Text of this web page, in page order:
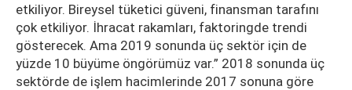
etkiliyor. Bireysel tüketici güveni, finansman tarafını
çok etkiliyor. İhracat rakamları, faktoringde trendi
gösterecek. Ama 2019 sonunda üç sektör için de
yüzde 10 büyüme öngörümüz var.” 2018 sonunda üç
sektörde de işlem hacimlerinde 2017 sonuna göre